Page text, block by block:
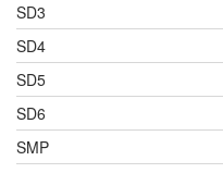
SD3
SD4
SD5
SD6
SMP